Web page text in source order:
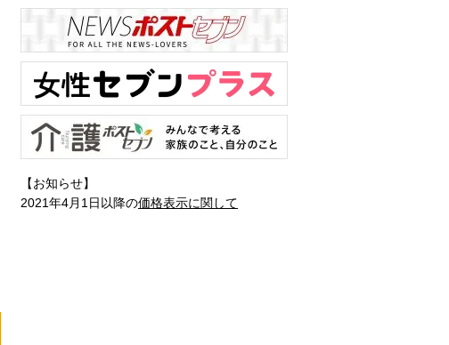
【お知らせ】
2021年4月1日以降の価格表示に関して